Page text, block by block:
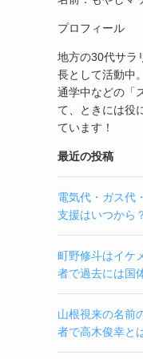
プロフィール
地方の30代サラ
長として活動中
通学中などの「
て、ときには役
ています！
最近の投稿
電気代・ガス代
支援はいつから
町野修斗はイケ
者で過去には国
山根視来の名前
者で高木俊幸と